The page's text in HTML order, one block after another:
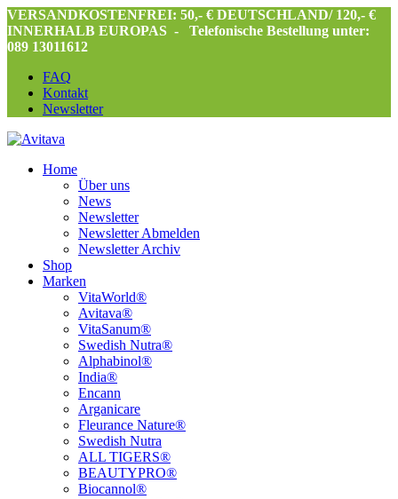
VERSANDKOSTENFREI: 50,- € DEUTSCHLAND/ 120,- €
INNERHALB EUROPAS -
Telefonische Bestellung unter:
089 13011612
FAQ
Kontakt
Newsletter
Home
Über uns
News
Newsletter
Newsletter Abmelden
Newsletter Archiv
Shop
Marken
VitaWorld®
Avitava®
VitaSanum®
Swedish Nutra®
Alphabinol®
India®
Encann
Arganicare
Fleurance Nature®
Swedish Nutra
ALL TIGERS®
BEAUTYPRO®
Biocannol®